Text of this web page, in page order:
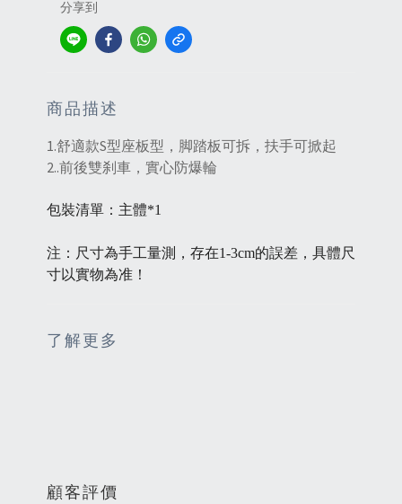
分享到
商品描述
1.舒適款S型座板型，脚踏板可拆，扶手可掀起
2..前後雙刹車，實心防爆輪
包裝清單：主體*1
注：尺寸為手工量測，存在1-3cm的誤差，具體尺
寸以實物為准！
了解更多
顧客評價